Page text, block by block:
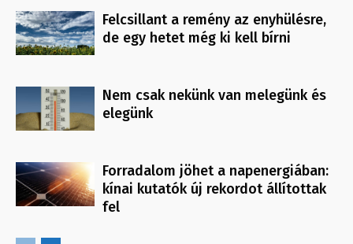
Felcsillant a remény az enyhülésre,
de egy hetet még ki kell bírni
Nem csak nekünk van melegünk és
elegünk
Forradalom jöhet a napenergiában:
kínai kutatók új rekordot állítottak
fel